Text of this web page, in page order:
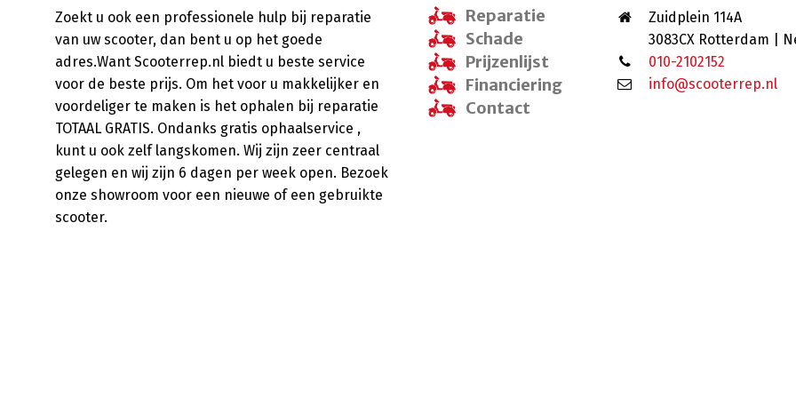
Zoekt u ook een professionele hulp bij reparatie
van uw scooter, dan bent u op het goede
adres.Want Scooterrep.nl biedt u beste service
voor de beste prijs. Om het voor u makkelijker en
voordeliger te maken is het ophalen bij reparatie
TOTAAL GRATIS. Ondanks gratis ophaalservice ,
kunt u ook zelf langskomen. Wij zijn zeer centraal
gelegen en wij zijn 6 dagen per week open. Bezoek
onze showroom voor een nieuwe of een gebruikte
scooter.
Reparatie
Schade
Prijzenlijst
Financiering
Contact
Zuidplein 114A
3083CX Rotterdam |
010-2102152
info@scooterrep.nl